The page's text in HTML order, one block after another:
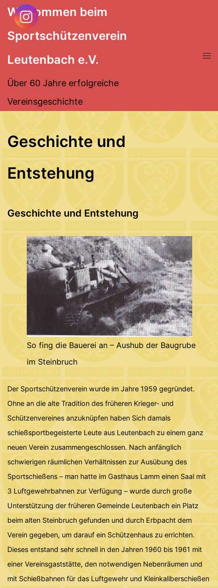
Zum
Inhalt
springen
Willkommen beim
Sportschützenverein
Leutenbach e.V.
Über 60 Jahre erfolgreiche
Vereinsgeschichte
Geschichte und
Entstehung
Geschichte und Entstehung
So fing die Bauerei an – Aushub der Baugrube
im Steinbruch
Der Sportschützenverein wurde im Jahre 1959 gegründet.
Ohne an die alte Tradition des früheren Krieger- und
Schützenvereines anzuknüpfen haben Sich damals
schießsportbegeisterte Leute aus Leutenbach zu einem ganz
neuen Verein zusammengeschlossen. Nach anfänglich
schwierigen räumlichen Verhältnissen zur Ausübung des
Sportschießens – man hatte im Gasthaus Lamm einen Saal mit
3 Luftgewehrbahnen zur Verfügung – wurde durch große
Unterstützung der früheren Gemeinde Leutenbach ein Platz
beim alten Steinbruch gefunden und durch Erbpacht dem
Verein gegeben, um darauf ein Schützenhaus zu errichten.
Dieses entstand sehr schnell in den Jahren 1960 bis 1961 mit
einer Vereinsgaststätte, den notwendigen Nebenräumen und
mit Schießbahnen für das Luftgewehr und Kleinkaliberschießen